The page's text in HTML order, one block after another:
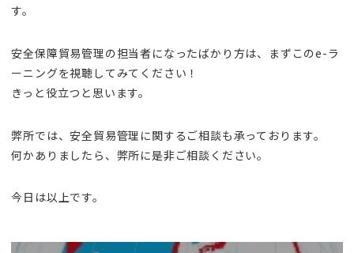
す。
安全保障貿易管理の担当者になったばかり方は、まずこのe-ラ
ーニングを視聴してみてください！
きっと役立つと思います。
弊所では、安全貿易管理に関するご相談も承っております。
何かありましたら、弊所に是非ご相談ください。
今日は以上です。